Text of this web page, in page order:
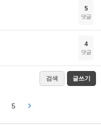
5
댓글
4
댓글
검색 글쓰기
5